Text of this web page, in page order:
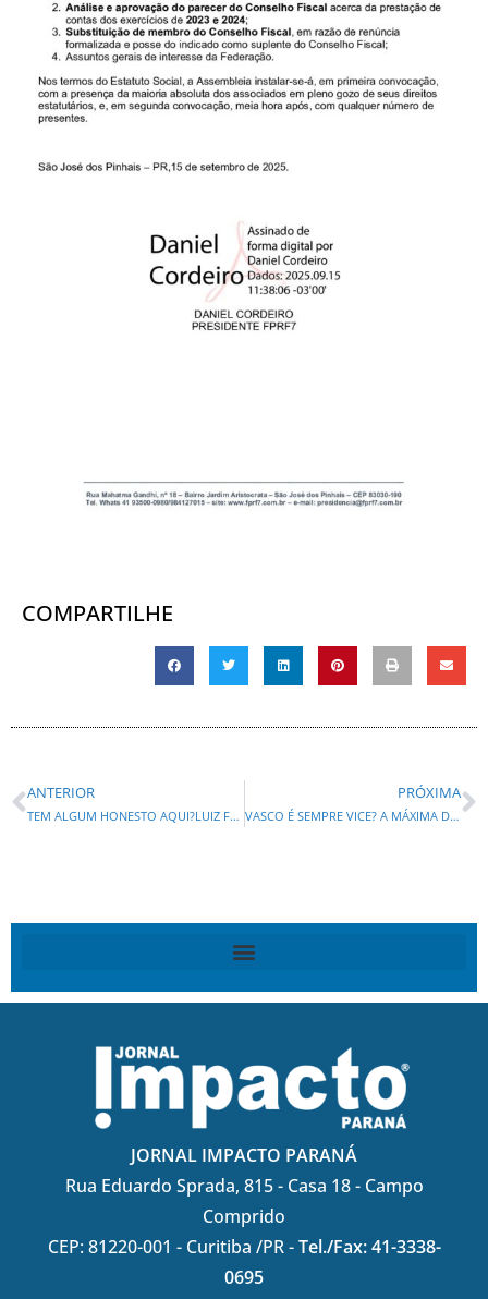
COMPARTILHE
ANTERIOR
TEM ALGUM HONESTO AQUI?LUIZ FUX HUMILHA, DÁ AULA DE DIREITO E AINDA FICA COMO “DIÓGENES” DENTRO DO STF!
PRÓXIMA
VASCO É SEMPRE VICE? A MÁXIMA DO FUTEBOL VIRA DESEJO POLÍTICO DO PRESIDENTE DA FIEP , EDSON VASCONCELOS!
JORNAL IMPACTO PARANÁ
Rua Eduardo Sprada, 815 - Casa 18 - Campo
Comprido
CEP: 81220-001 - Curitiba /PR -Tel./Fax: 41-3338-
0695